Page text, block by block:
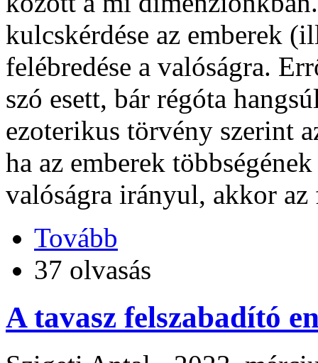
kulcskérdése az emberek
felébredése a valóságra.
szó esett, bár régóta
ezoterikus törvény szerint
ha az emberek
valóságra irányul, akkor
Tovább
37 olvasás
A tavasz felszabadító